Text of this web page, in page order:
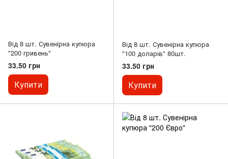
Від 8 шт. Сувенірна купюра
"200 гривень"
33.50 грн
Купити
Від 8 шт. Сувенірна купюра
"100 доларів" 80шт.
33.50 грн
Купити